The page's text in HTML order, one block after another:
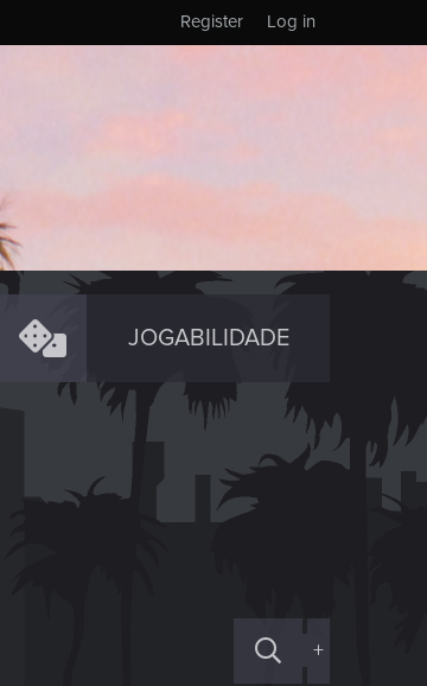
Log in
Register
JOGABILIDADE
+